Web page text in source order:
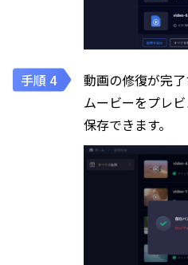
動画の修復が完
ムービーをプレ
保存できます。